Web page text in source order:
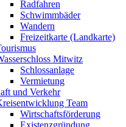
Radfahren
Schwimmbäder
Wandern
Freizeitkarte (Landkarte)
Mitwitz
Schlossanlage
Vermietung
und Verkehr
Team
Wirtschaftsförderung
Existenzgründung